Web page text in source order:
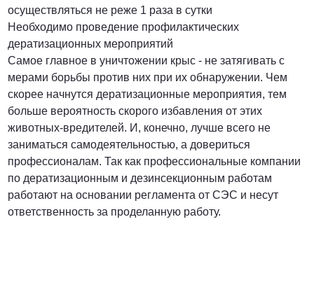
осуществляться не реже 1 раза в сутки
Необходимо проведение профилактических
дератизационных мероприятий
Самое главное в уничтожении крыс - не затягивать с
мерами борьбы против них при их обнаружении. Чем
скорее начнутся дератизационные мероприятия, тем
больше вероятность скорого избавления от этих
животных-вредителей. И, конечно, лучше всего не
заниматься самодеятельностью, а довериться
профессионалам. Так как профессиональные компании
по дератизационным и дезинсекционным работам
работают на основании регламента от СЭС и несут
ответственность за проделанную работу.